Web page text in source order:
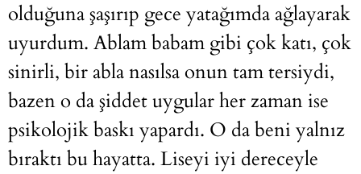
olduğuna şaşırıp gece yatağımda ağlayarak
uyurdum. Ablam babam gibi çok katı, çok
sinirli, bir abla nasılsa onun tam tersiydi,
bazen o da şiddet uygular her zaman ise
psikolojik baskı yapardı. O da beni yalnız
bıraktı bu hayatta. Liseyi iyi dereceyle